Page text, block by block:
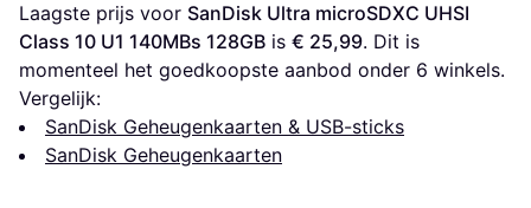
Laagste prijs voor SanDisk Ultra microSDXC UHSI
Class 10 U1 140MBs 128GB is € 25,99. Dit is
momenteel het goedkoopste aanbod onder 6 winkels.
Vergelijk:
SanDisk Geheugenkaarten & USB-sticks
SanDisk Geheugenkaarten